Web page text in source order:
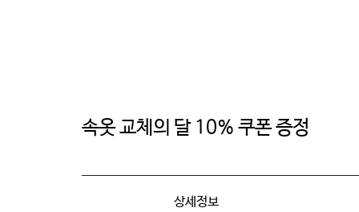
속옷 교체의 달 10% 쿠폰 증정
상세정보